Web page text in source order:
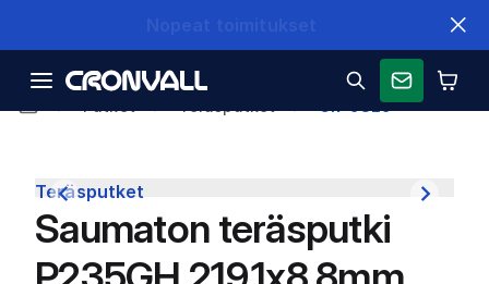
CR-9829
Teräsputket
Saumaton teräsputki